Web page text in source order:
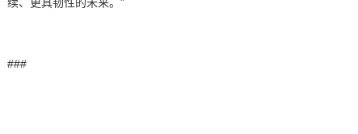
续、更具韧性的未来。”
###